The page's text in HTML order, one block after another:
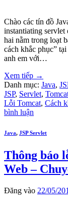
Chào các tín đồ
instantiating
hai nằm trong loạt
cách khắc phục”
anh em với…
Xem tiếp →
Danh mục: Java,
JSP, Servlet,
Lỗi Tomcat, Cách
bình luận
Java, JSP Servlet
Thông báo
Web –
Đăng vào 22/05/